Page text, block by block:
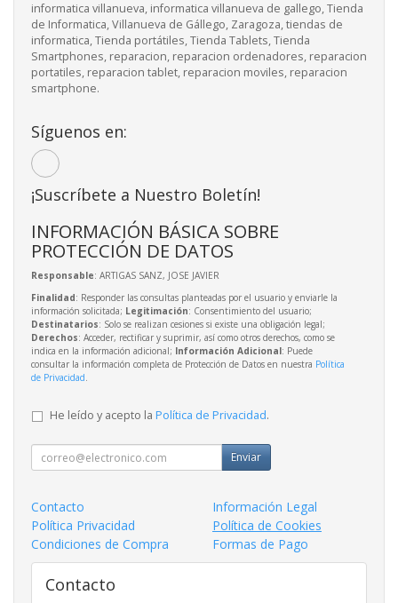
informatica villanueva, informatica villanueva de gallego, Tienda
de Informatica, Villanueva de Gállego, Zaragoza, tiendas de
informatica, Tienda portátiles, Tienda Tablets, Tienda
Smartphones, reparacion, reparacion ordenadores, reparacion
portatiles, reparacion tablet, reparacion moviles, reparacion
smartphone.
Síguenos en:
¡Suscríbete a Nuestro Boletín!
INFORMACIÓN BÁSICA SOBRE
PROTECCIÓN DE DATOS
Responsable: ARTIGAS SANZ, JOSE JAVIER
Finalidad: Responder las consultas planteadas por el usuario y enviarle la
información solicitada; Legitimación: Consentimiento del usuario;
Destinatarios: Solo se realizan cesiones si existe una obligación legal;
Derechos: Acceder, rectificar y suprimir, así como otros derechos, como se
indica en la información adicional; Información Adicional: Puede
consultar la información completa de Protección de Datos en nuestra Política
de Privacidad.
He leído y acepto la Política de Privacidad.
Enviar
Contacto
Información Legal
Política Privacidad
Política de Cookies
Condiciones de Compra
Formas de Pago
Contacto